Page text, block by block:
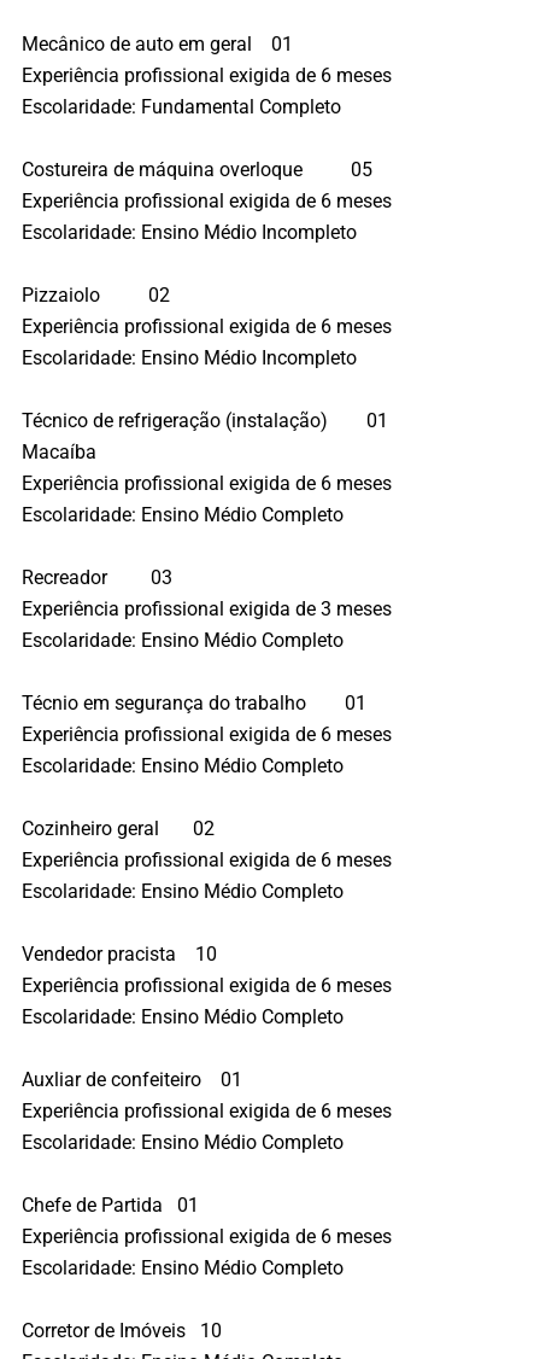
Mecânico de auto em geral 01
Experiência profissional exigida de 6 meses
Escolaridade: Fundamental Completo
Costureira de máquina overloque 05
Experiência profissional exigida de 6 meses
Escolaridade: Ensino Médio Incompleto
Pizzaiolo 02
Experiência profissional exigida de 6 meses
Escolaridade: Ensino Médio Incompleto
Técnico de refrigeração (instalação) 01
Macaíba
Experiência profissional exigida de 6 meses
Escolaridade: Ensino Médio Completo
Recreador 03
Experiência profissional exigida de 3 meses
Escolaridade: Ensino Médio Completo
Técnio em segurança do trabalho 01
Experiência profissional exigida de 6 meses
Escolaridade: Ensino Médio Completo
Cozinheiro geral 02
Experiência profissional exigida de 6 meses
Escolaridade: Ensino Médio Completo
Vendedor pracista 10
Experiência profissional exigida de 6 meses
Escolaridade: Ensino Médio Completo
Auxliar de confeiteiro 01
Experiência profissional exigida de 6 meses
Escolaridade: Ensino Médio Completo
Chefe de Partida 01
Experiência profissional exigida de 6 meses
Escolaridade: Ensino Médio Completo
Corretor de Imóveis 10